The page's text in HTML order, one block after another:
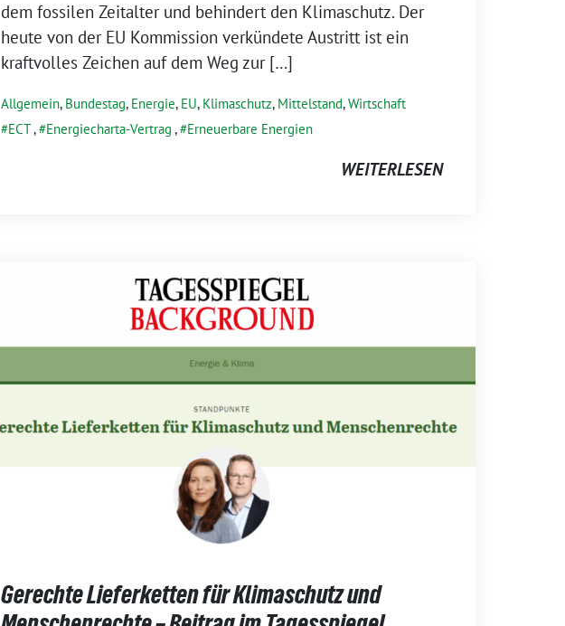
dem fossilen Zeitalter und behindert den Klimaschutz. Der
heute von der EU Kommission verkündete Austritt ist ein
kraftvolles Zeichen auf dem Weg zur […]
Allgemein, Bundestag, Energie, EU, Klimaschutz, Mittelstand,Wirtschaft
ECT, Energiecharta-Vertrag , Erneuerbare Energien
WEITERLESEN
Gerechte Lieferketten für Klimaschutz und